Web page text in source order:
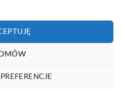
On
Studio Meblowe Asseri